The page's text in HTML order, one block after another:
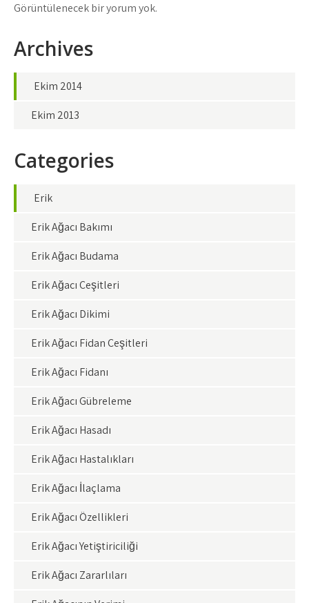
Görüntülenecek bir yorum yok.
Archives
Ekim 2014
Ekim 2013
Categories
Erik
Erik Ağacı Bakımı
Erik Ağacı Budama
Erik Ağacı Çeşitleri
Erik Ağacı Dikimi
Erik Ağacı Fidan Çeşitleri
Erik Ağacı Fidanı
Erik Ağacı Gübreleme
Erik Ağacı Hasadı
Erik Ağacı Hastalıkları
Erik Ağacı İlaçlama
Erik Ağacı Özellikleri
Erik Ağacı Yetiştiriciliği
Erik Ağacı Zararlıları